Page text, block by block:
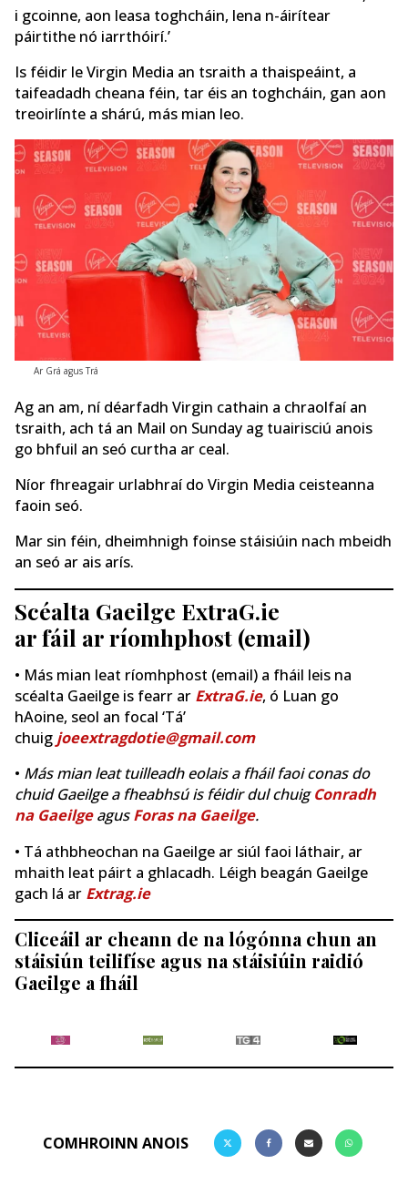
i gcoinne, aon leasa toghcháin, lena n-áirítear
páirtithe nó iarrthóirí.’
Is féidir le Virgin Media an tsraith a thaispeáint, a
taifeadadh cheana féin, tar éis an toghcháin, gan aon
treoirlínte a shárú, más mian leo.
Ar Grá agus Trá
Ag an am, ní déarfadh Virgin cathain a chraolfaí an
tsraith, ach tá an Mail on Sunday ag tuairisciú anois
go bhfuil an seó curtha ar ceal.
Níor fhreagair urlabhraí do Virgin Media ceisteanna
faoin seó.
Mar sin féin, dheimhnigh foinse stáisiúin nach mbeidh
an seó ar ais arís.
Scéalta Gaeilge ExtraG.ie
ar fáil ar ríomhphost (email)
• Más mian leat ríomhphost (email) a fháil leis na
scéalta Gaeilge is fearr ar ExtraG.ie, ó Luan go
hAoine, seol an focal ‘Tá’
chuig joeextragdotie@gmail.com
• Más mian leat tuilleadh eolais a fháil faoi conas do
chuid Gaeilge a fheabhsú is féidir dul chuigConradh
na GaeilgeagusForas na Gaeilge.
• Tá athbheochan na Gaeilge ar siúl faoi láthair, ar
mhaith leat páirt a ghlacadh. Léigh beagán Gaeilge
gach lá ar Extrag.ie
Cliceáil ar cheann de na lógónna chun an
stáisiún teilifíse agus na stáisiúin raidió
Gaeilge a fháil
COMHROINN ANOIS